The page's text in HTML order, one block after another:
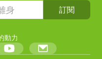
訂閱
動力